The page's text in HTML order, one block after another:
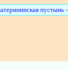
пустынь -